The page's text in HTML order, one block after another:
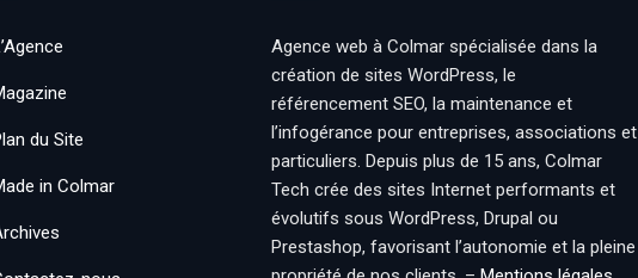
du Site
in Colmar
Agence web à Colmar spécialisée dans la
création de sites WordPress, le
référencement SEO, la maintenance et
l’infogérance pour entreprises, associations et
particuliers. Depuis plus de 15 ans, Colmar
Tech crée des sites Internet performants et
évolutifs sous WordPress, Drupal ou
Prestashop, favorisant l’autonomie et la pleine